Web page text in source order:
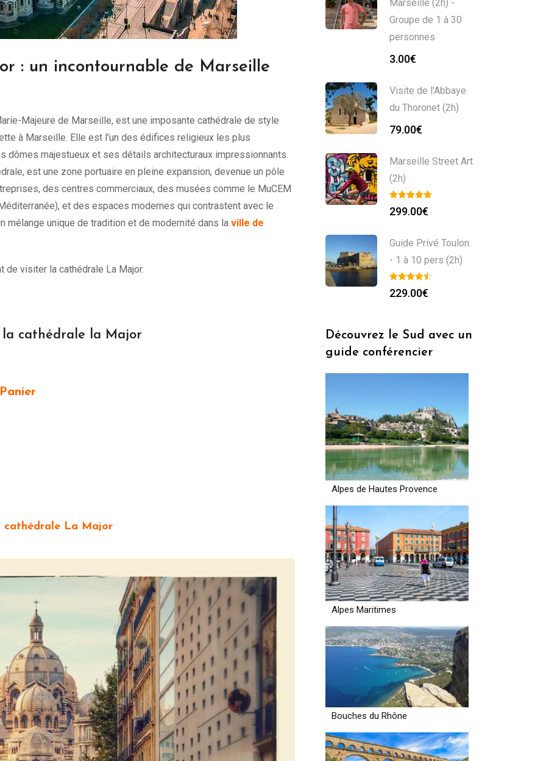
: un incontournable de Marseille
Majeure de Marseille, est une imposante cathédrale de style
à Marseille. Elle est l’un des édifices religieux les plus
dômes majestueux et ses détails architecturaux impressionnants.
est une zone portuaire en pleine expansion, devenue un pôle
des centres commerciaux, des musées comme le MuCEM
et des espaces modernes qui contrastent avec le
mélange unique de tradition et de modernité dans la ville de
de visiter la cathédrale La Major.
cathédrale la Major
cathédrale La Major
Marseille (2h) -
Groupe de 1 à 30
personnes
3.00€
Visite de l'Abbaye
du Thoronet (2h)
79.00€
Marseille Street Art
(2h)
299.00€
Guide Privé Toulon
- 1 à 10 pers (2h)
229.00€
Découvrez le Sud avec un
guide conférencier
Alpes de Hautes Provence
Alpes Maritimes
Bouches du Rhône